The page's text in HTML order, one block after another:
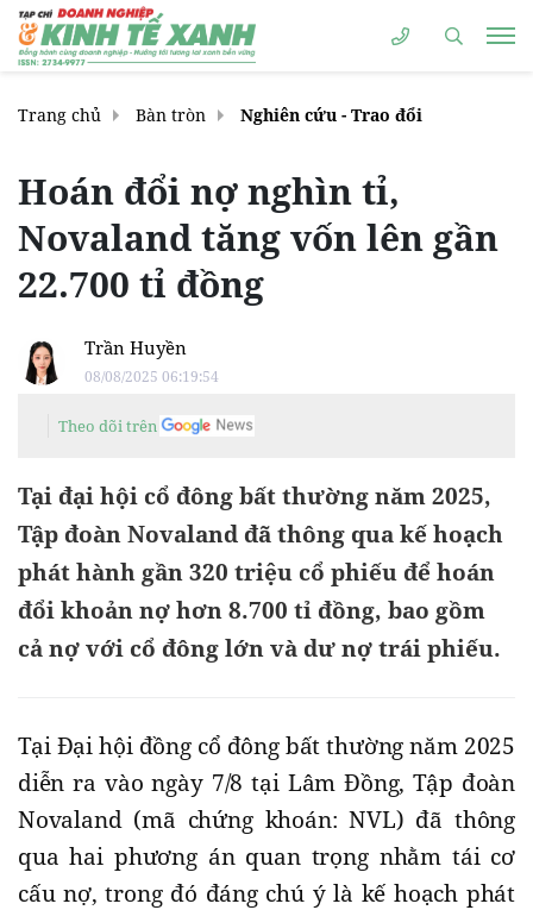
Trang chủ Bàn tròn Nghiên cứu - Trao đổi
Hoán đổi nợ nghìn tỉ,
Novaland tăng vốn lên gần
22.700 tỉ đồng
Trần Huyền
08/08/2025 06:19:54
Theo dõi trên
Tại đại hội cổ đông bất thường năm 2025,
Tập đoàn Novaland đã thông qua kế hoạch
phát hành gần 320 triệu cổ phiếu để hoán
đổi khoản nợ hơn 8.700 tỉ đồng, bao gồm
cả nợ với cổ đông lớn và dư nợ trái phiếu.
Tại Đại hội đồng cổ đông bất thường năm 2025
diễn ra vào ngày 7/8 tại Lâm Đồng, Tập đoàn
Novaland (mã chứng khoán: NVL) đã thông
qua hai phương án quan trọng nhằm tái cơ
cấu nợ, trong đó đáng chú ý là kế hoạch phát